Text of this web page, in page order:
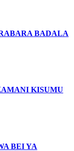
BADALA
KISUMU
BEI YA